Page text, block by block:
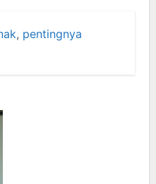
, pentingnya